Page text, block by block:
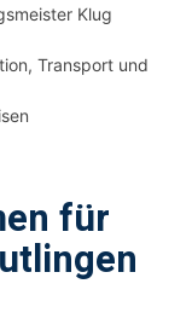
Klug
Transport und
für